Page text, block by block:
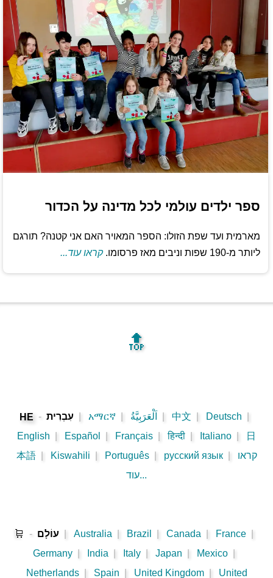
ספר ילדים עולמי לכל מדינה על הכדור
מארמית ועד שפת הזולו: הספר המאויר האם אני קטנה? תורגם
ליותר מ-190 שפות וניבים מאז פרסומו.
קראו עוד...
🔝
HE - עִבְרִית አማርኛ اَلْعَرَبِيَّةُ 中文 Deutsch
English
Español Français हिन्दी Italiano
日
本語
Kiswahili Português русский язык
קראו
עוד...
🛒 - עוֹלָם Australia Brazil Canada France
Germany
India Italy Japan Mexico
Netherlands
Spain United Kingdom United